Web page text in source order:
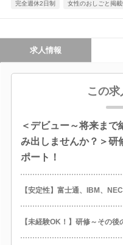
完全週休2日制 女性のおしごと掲載
求人情報
この求
＜デビュー～将来ま
み出しませんか？＞研
ポート！
【安定性】富士通、IBM、
【未経験OK！】研修～その